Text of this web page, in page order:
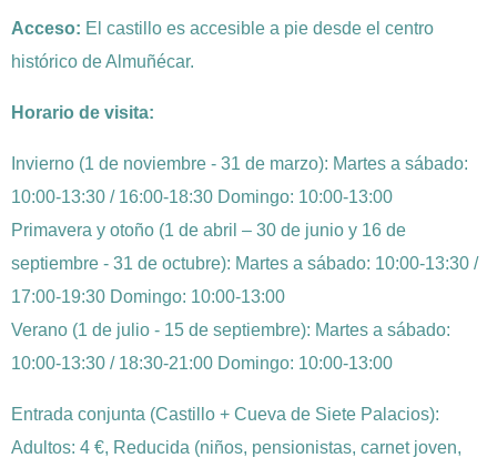
Acceso: El castillo es accesible a pie desde el centro
histórico de Almuñécar.
Horario de visita:
Invierno (1 de noviembre - 31 de marzo): Martes a sábado:
10:00-13:30 / 16:00-18:30 Domingo: 10:00-13:00
Primavera y otoño (1 de abril – 30 de junio y 16 de
septiembre - 31 de octubre): Martes a sábado: 10:00-13:30 /
17:00-19:30 Domingo: 10:00-13:00
Verano (1 de julio - 15 de septiembre): Martes a sábado:
10:00-13:30 / 18:30-21:00 Domingo: 10:00-13:00
Entrada conjunta (Castillo + Cueva de Siete Palacios):
Adultos: 4 €, Reducida (niños, pensionistas, carnet joven,